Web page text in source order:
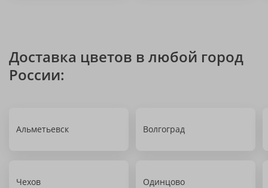
Доставка цветов в любой город
России:
Альметьевск Волгоград
Чехов Одинцово